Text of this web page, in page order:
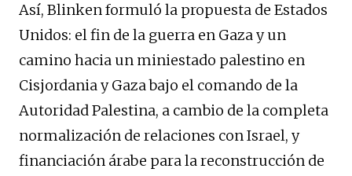
Así, Blinken formuló la propuesta de Estados
Unidos: el fin de la guerra en Gaza y un
camino hacia un miniestado palestino en
Cisjordania y Gaza bajo el comando de la
Autoridad Palestina, a cambio de la completa
normalización de relaciones con Israel, y
financiación árabe para la reconstrucción de